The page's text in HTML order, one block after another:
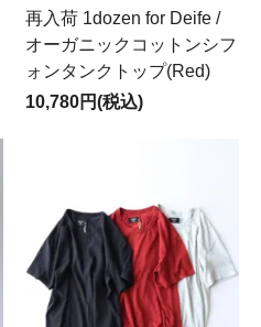
再入荷 1dozen for Deife /
オーガニックコットンシフ
ォンタンクトップ(Red)
10,780円(税込)